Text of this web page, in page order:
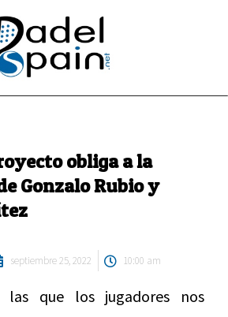
obliga a la
Gonzalo Rubio y
septiembre 25, 2022 10:00 am
las que los jugadores nos